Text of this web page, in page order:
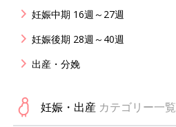
妊娠中期 16週～27週
妊娠後期 28週～40週
出産・分娩
妊娠・出産 カテゴリー一覧